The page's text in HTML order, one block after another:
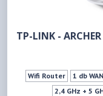
TP-LINK -
Wifi Router 1 db WAN
2,4 GHz + 5